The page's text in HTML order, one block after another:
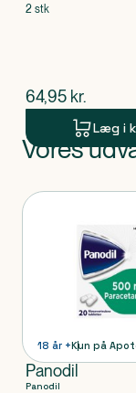
2 stk
$nuværende
64,95 kr.
Læg i
Produkt 1 af 0
Vores
Produkter
18 år +Kun på
Panodil
Panodil